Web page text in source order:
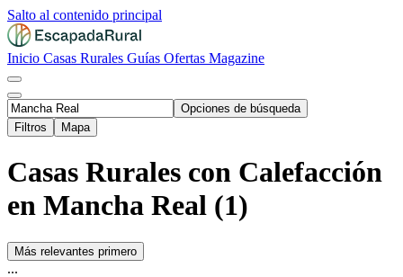
Salto al contenido principal
Inicio Casas Rurales Guías Ofertas Magazine
Opciones de búsqueda
Filtros
Mapa
Casas Rurales con Calefacción
en Mancha Real (1)
Más relevantes primero
...